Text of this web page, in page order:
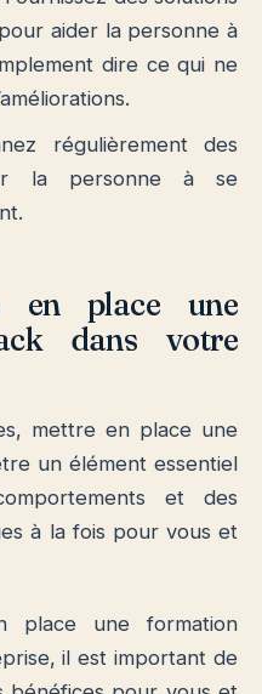
aider la personne à
dire ce qui ne
régulièrement des
la personne à se
en place une
dans votre
mettre en place une
un élément essentiel
et des
à la fois pour vous et
place une formation
il est important de